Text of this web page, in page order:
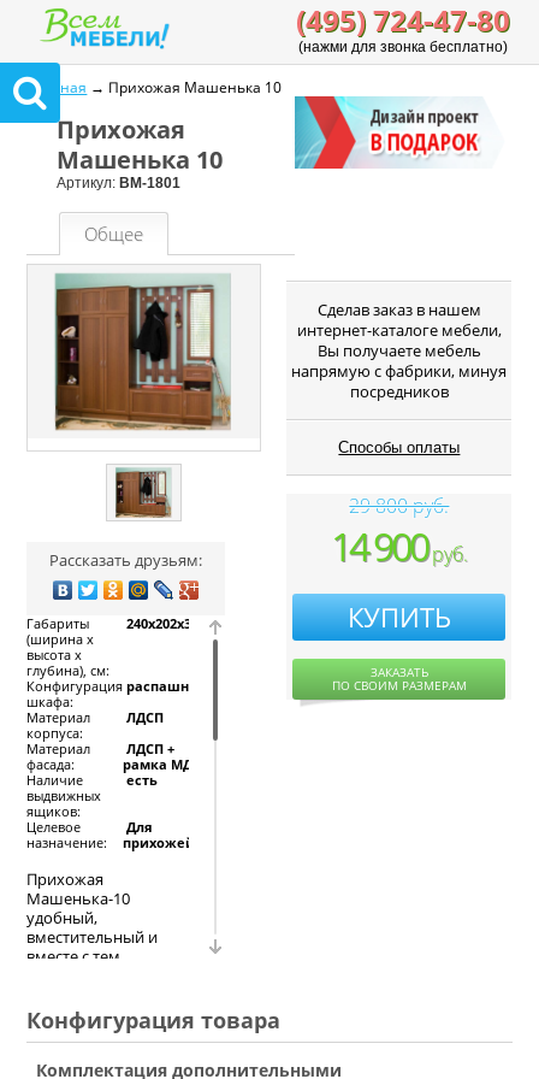
(495) 724-47-80
(нажми для звонка бесплатно)
Главная → Прихожая Машенька 10
Прихожая
Машенька 10
Артикул: ВМ-1801
Общее
Рассказать друзьям:
Габариты
(ширина х
высота х
глубина), см:
240x202x38
Конфигурация
шкафа:
распашной
Материал
корпуса:
ЛДСП
Материал
фасада:
ЛДСП +
рамка МДФ
Наличие
выдвижных
ящиков:
есть
Целевое
назначение:
Для
прихожей
Прихожая
Машенька-10
удобный,
вместительный и
вместе с тем
набор мебели для
коридора. Здесь есть
отделения:
Cделав заказ в нашем
интернет-каталоге мебели,
Вы получаете мебель
напрямую с фабрики, минуя
посредников
Способы оплаты
29 800 руб.
14 900руб.
КУПИТЬ
ЗАКАЗАТЬ
ПО СВОИМ РАЗМЕРАМ
Конфигурация товара
Комплектация дополнительными